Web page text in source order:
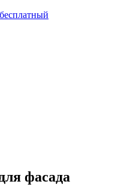
фасада